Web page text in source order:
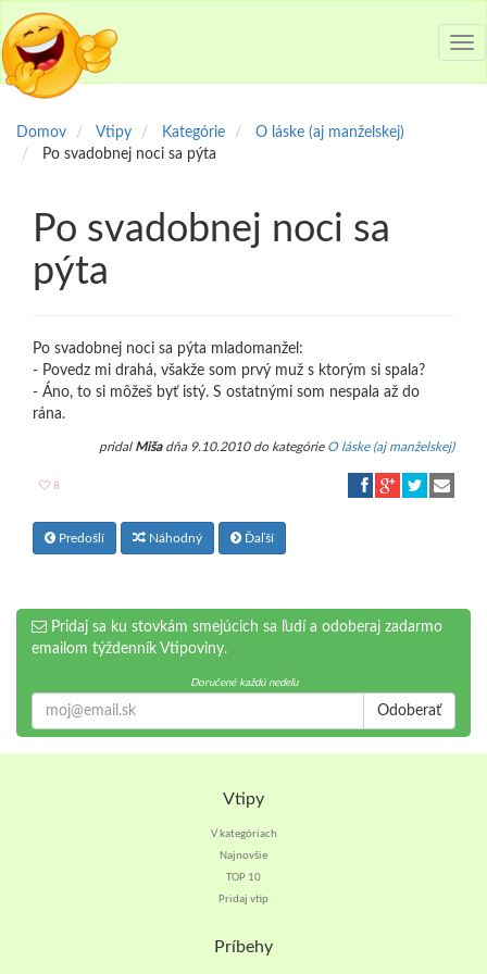
Domov Vtipy Kategórie
O láske (aj manželskej)
Po svadobnej noci sa pýta
Po svadobnej noci sa
pýta
Po svadobnej noci sa pýta mladomanžel:
- Povedz mi drahá, všakže som prvý muž s ktorým si spala?
- Áno, to si môžeš byť istý. S ostatnými som nespala až do
rána.
pridal Mišadňa 9.10.2010 do kategórie O láske (aj manželskej)
8
Predošlí Náhodný Ďaľší
Pridaj sa ku stovkám smejúcich sa ľudí a odoberaj zadarmo
emailom týždenník Vtipoviny.
Doručené každú nedeľu
Odoberať
Vtipy
V kategóriach
Najnovšie
TOP 10
Pridaj vtip
Príbehy